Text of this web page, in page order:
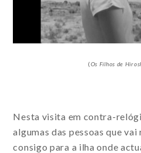
(Os Filhos de
Nesta visita em contra-
algumas das pessoas que
consigo para a ilha onde